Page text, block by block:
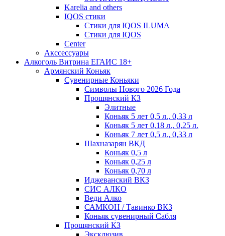
Karelia and others
IQOS стики
Стики для IQOS ILUMA
Стики для IQOS
Сenter
Акссессуары
Алкоголь Витрина ЕГАИС 18+
Армянский Коньяк
Сувенирные Коньяки
Символы Нового 2026 Года
Прошянский КЗ
Элитные
Коньяк 5 лет 0,5 л., 0,33 л
Коньяк 5 лет 0,18 л., 0,25 л.
Коньяк 7 лет 0,5 л., 0,33 л
Шахназарян ВКД
Коньяк 0,5 л
Коньяк 0,25 л
Коньяк 0,70 л
Иджеванский ВКЗ
СИС АЛКО
Веди Алко
САМКОН / Тавинко ВКЗ
Коньяк сувенирный Сабля
Прошянский КЗ
Эксклюзив